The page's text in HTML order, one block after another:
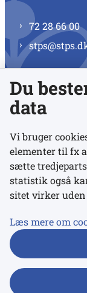
72 28 66 00
Se alle
Links
Udgivelser
Du
data
Vi bruger
elementer til fx
sætte
statistik også
sitet virker uden
Læs mere om